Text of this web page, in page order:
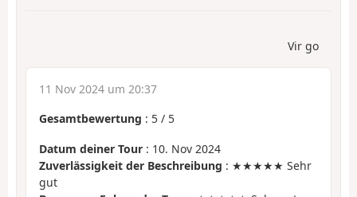
Vir go
11 Nov 2024 um 20:37
Gesamtbewertung : 5 / 5
Datum deiner Tour : 10. Nov 2024
Zuverlässigkeit der Beschreibung : ★★★★★ Sehr
gut